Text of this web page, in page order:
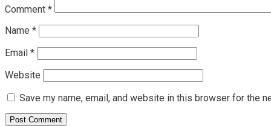
Comment *
Name *
Email *
Website
Save my name, email, and website in this browser for the